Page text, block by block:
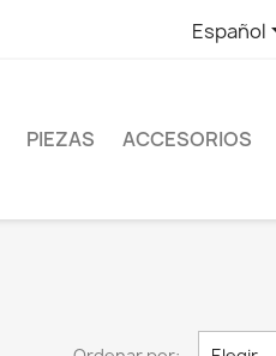
Español
PIEZAS ACCESORIOS